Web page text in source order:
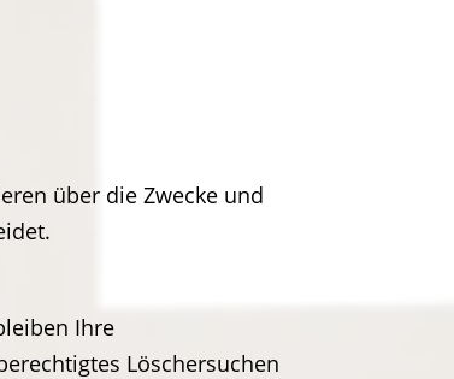
über die Zwecke und
Ihre
Löschersuchen